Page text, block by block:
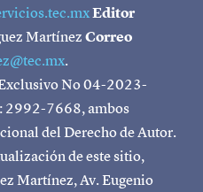
Editor
MartínezCorreo
.
No 04-2023-
7668, ambos
del Derecho de Autor.
de este sitio,
Martínez, Av. Eugenio